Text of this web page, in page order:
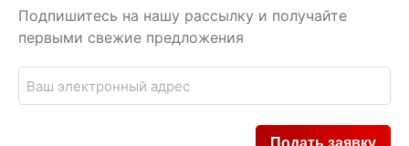
Подпишитесь на нашу рассылку и получайте
первыми свежие предложения